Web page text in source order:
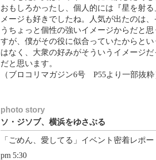
おもしろかったし、個人的には『星を射る
メージも好きでしたね。人気が出たのは
うちょっと個性の強いイメージからだと思
すが、僕がその役に似合っていたからとい
はなく、大衆の好みがそういうイメージだ
だと思います。
（ブロコリマガジン6号 P55より一部抜粋
photo story
ソ・ジソブ、横浜をゆさぶる
「ごめん、愛してる」イベント密着レポー
pm 5:30